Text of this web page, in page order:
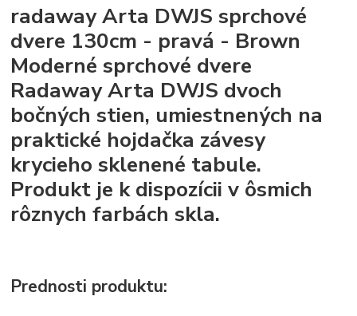
radaway Arta DWJS sprchové
dvere 130cm - pravá - Brown
Moderné sprchové dvere
Radaway Arta DWJS dvoch
bočných stien, umiestnených na
praktické hojdačka závesy
krycieho sklenené tabule.
Produkt je k dispozícii v ôsmich
rôznych farbách skla.
Prednosti produktu: